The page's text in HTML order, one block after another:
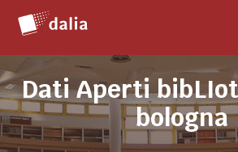
contenuto
Dati Aperti
bologna